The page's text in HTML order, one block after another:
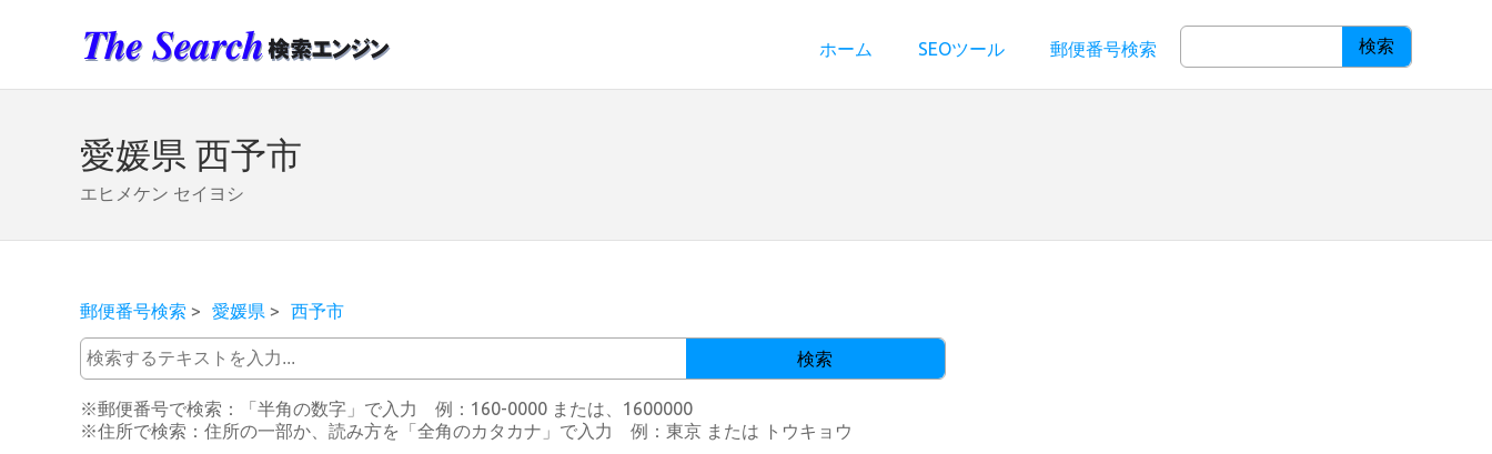
ホーム SEOツール 郵便番号検索 検索
愛媛県 西予市
エヒメケン セイヨシ
郵便番号検索 > 愛媛県 > 西予市
検索
※郵便番号で検索：「半角の数字」で入力 例：160-0000 または、1600000
※住所で検索：住所の一部か、読み方を「全角のカタカナ」で入力 例：東京 または トウキョウ